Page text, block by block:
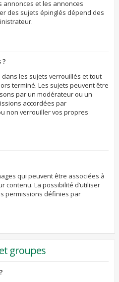
annonces et les annonces
des sujets épinglés dépend des
?
les sujets verrouillés et tout
terminé. Les sujets peuvent être
par un modérateur ou un
accordées par
non verrouiller vos propres
qui peuvent être associées à
contenu. La possibilité d’utiliser
permissions définies par
groupes